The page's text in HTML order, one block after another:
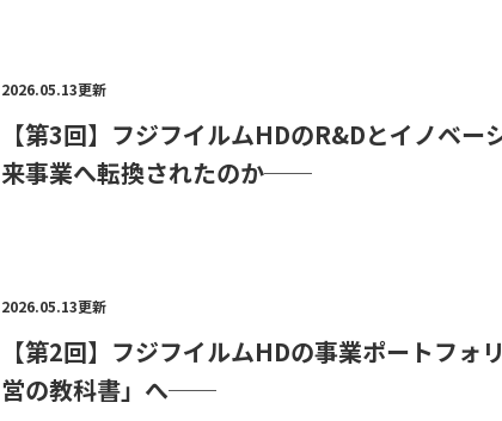
2026.05.13更新
【第3回】フジフイルムHDのR&Dとイノベ
来事業へ転換されたのか──
2026.05.13更新
【第2回】フジフイルムHDの事業ポートフ
営の教科書」へ──